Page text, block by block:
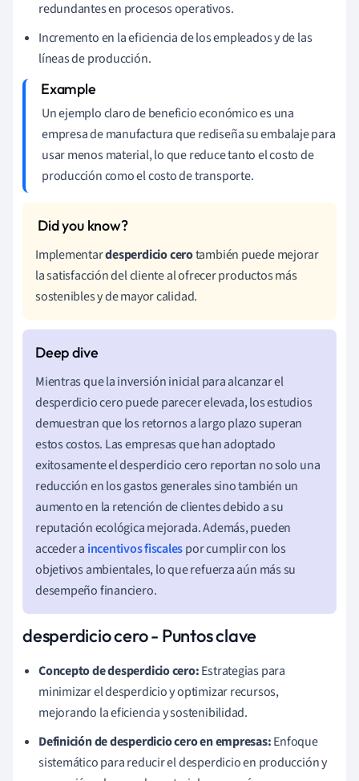
redundantes en procesos operativos.
Incremento en la eficiencia de los empleados y de las
líneas de producción.
Un ejemplo claro de beneficio económico es una
empresa de manufactura que rediseña su embalaje para
usar menos material, lo que reduce tanto el costo de
producción como el costo de transporte.
Implementardesperdicio cerotambién puede mejorar
la satisfacción del cliente al ofrecer productos más
sostenibles y de mayor calidad.
Mientras que la inversión inicial para alcanzar el
desperdicio cero puede parecer elevada, los estudios
demuestran que los retornos a largo plazo superan
estos costos. Las empresas que han adoptado
exitosamente el desperdicio cero reportan no solo una
reducción en los gastos generales sino también un
aumento en la retención de clientes debido a su
reputación ecológica mejorada. Además, pueden
acceder a incentivos fiscalespor cumplir con los
objetivos ambientales, lo que refuerza aún más su
desempeño financiero.
desperdicio cero - Puntos clave
Concepto de desperdicio cero:Estrategias para
minimizar el desperdicio y optimizar recursos,
mejorando la eficiencia y sostenibilidad.
Definición de desperdicio cero en empresas:Enfoque
sistemático para reducir el desperdicio en producción y